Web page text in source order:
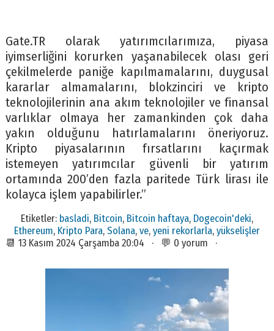
Gate.TR olarak yatırımcılarımıza, piyasa
iyimserliğini korurken yaşanabilecek olası geri
çekilmelerde paniğe kapılmamalarını, duygusal
kararlar almamalarını, blokzinciri ve kripto
teknolojilerinin ana akım teknolojiler ve finansal
varlıklar olmaya her zamankinden çok daha
yakın olduğunu hatırlamalarını öneriyoruz.
Kripto piyasalarının fırsatlarını kaçırmak
istemeyen yatırımcılar güvenli bir yatırım
ortamında 200’den fazla paritede Türk lirası ile
kolayca işlem yapabilirler.”
Etiketler: basladi, Bitcoin, Bitcoin haftaya, Dogecoin'deki,
Ethereum, Kripto Para, Solana, ve, yeni rekorlarla, yükselişler
📆 13 Kasım 2024 Çarşamba 20:04 · 💬 0 yorum ·